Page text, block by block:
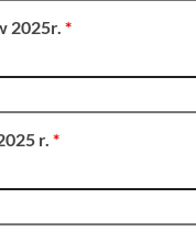
2025r.*
r.*